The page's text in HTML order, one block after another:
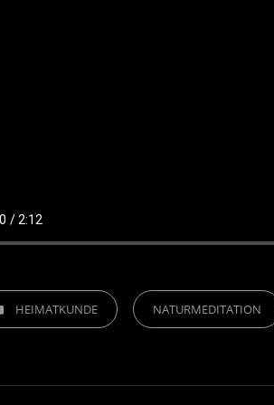
HEIMATKUNDE NATURMEDITATION